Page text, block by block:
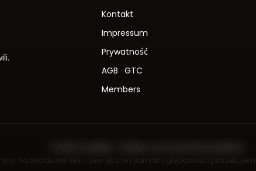
Kontakt
Impressum
Prywatność
AGB · GTC
Members
Na osadzone treści zewnętrzne i pomiar oglądalności